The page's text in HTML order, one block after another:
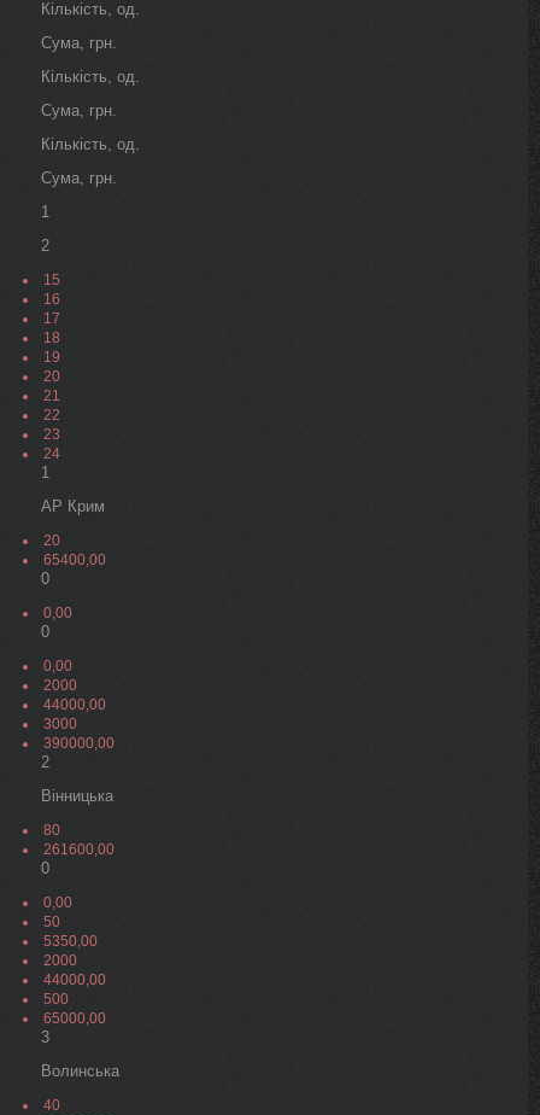
Кількість, од.
Сума, грн.
Кількість, од.
Сума, грн.
Кількість, од.
Сума, грн.
1
2
15
16
17
18
19
20
21
22
23
24
1
АР Крим
20
65400,00
0
0,00
0
0,00
2000
44000,00
3000
390000,00
2
Вінницька
80
261600,00
0
0,00
50
5350,00
2000
44000,00
500
65000,00
3
Волинська
40